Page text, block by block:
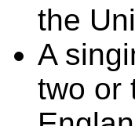
the
A
two or